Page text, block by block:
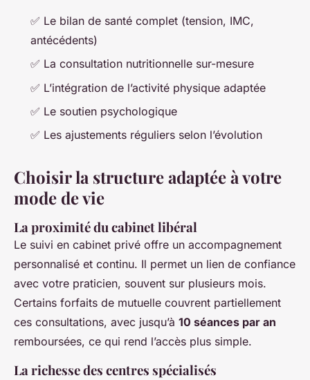
✅ Le bilan de santé complet (tension, IMC,
antécédents)
✅ La consultation nutritionnelle sur-mesure
✅ L’intégration de l’activité physique adaptée
✅ Le soutien psychologique
✅ Les ajustements réguliers selon l’évolution
Choisir la structure adaptée à votre
mode de vie
La proximité du cabinet libéral
Le suivi en cabinet privé offre un accompagnement
personnalisé et continu. Il permet un lien de confiance
avec votre praticien, souvent sur plusieurs mois.
Certains forfaits de mutuelle couvrent partiellement
ces consultations, avec jusqu’à 10 séances par an
remboursées, ce qui rend l’accès plus simple.
La richesse des centres spécialisés